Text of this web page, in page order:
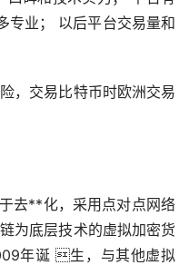
专业； 以后平台交易量和
，交易比特币时欧洲交易
去**化，采用点对点网络
为底层技术的虚拟加密货
年诞 生，与其他虚拟